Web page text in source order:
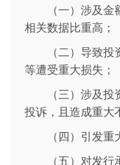
（一）涉及
相关数据比重高；
（二）导致
等遭受重大损失；
（三）涉及
投诉，且造成重大
（四）引发重
（五）对发